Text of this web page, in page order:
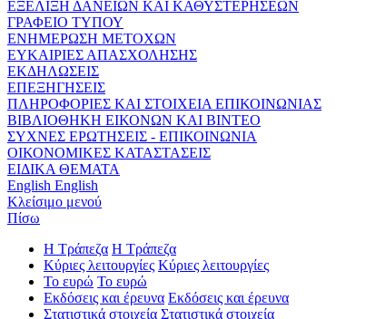
ΕΞΕΛΙΞΗ ΔΑΝΕΙΩΝ ΚΑΙ ΚΑΘΥΣΤΕΡΗΣΕΩΝ
ΓΡΑΦΕΙΟ ΤΥΠΟΥ
ΕΝΗΜΕΡΩΣΗ ΜΕΤΟΧΩΝ
ΕΥΚΑΙΡΙΕΣ ΑΠΑΣΧΟΛΗΣΗΣ
ΕΚΔΗΛΩΣΕΙΣ
ΕΠΕΞΗΓΗΣΕΙΣ
ΠΛΗΡΟΦΟΡΙΕΣ ΚΑΙ ΣΤΟΙΧΕΙΑ ΕΠΙΚΟΙΝΩΝΙΑΣ
ΒΙΒΛΙΟΘΗΚΗ ΕΙΚΟΝΩΝ ΚΑΙ ΒΙΝΤΕΟ
ΣΥΧΝΕΣ ΕΡΩΤΗΣΕΙΣ - ΕΠΙΚΟΙΝΩΝΙΑ
ΟΙΚΟΝΟΜΙΚΕΣ ΚΑΤΑΣΤΑΣΕΙΣ
ΕΙΔΙΚΑ ΘΕΜΑΤΑ
English English
Κλείσιμο μενού
Πίσω
Η Τράπεζα Η Τράπεζα
Κύριες λειτουργίες Κύριες λειτουργίες
Το ευρώ Το ευρώ
Εκδόσεις και έρευνα Εκδόσεις και έρευνα
Στατιστικά στοιχεία Στατιστικά στοιχεία